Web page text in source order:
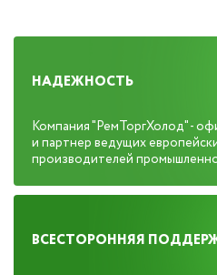
НАДЕЖНОСТЬ
Компания "РемТоргХолод" -
и партнер ведущих
производителей
ВСЕСТОРОННЯЯ